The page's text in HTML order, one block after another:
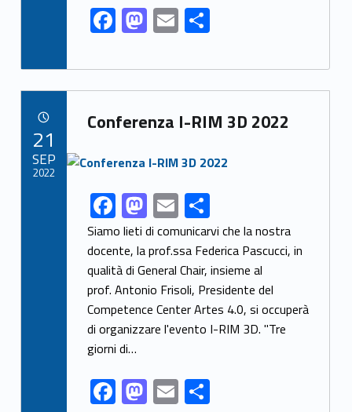
F
ac
e
b
o
k
M
as
to
d
o
E
m
ai
l
S
ar
e
Link identifier archive #link-archive-42262
Conferenza I-RIM 3D 2022
Link identifier archive #link-archive-thumb-soap-83626
Link identifier share facebook archive #share-link-archive-69837F
ac
e
b
o
o
k
M
as
to
d
o
n
E
m
ai
l
S
h
ar
e
Siamo lieti di comunicarvi che la nostra
docente, la prof.ssa Federica Pascucci, in
qualità di General Chair, insieme al
prof. Antonio Frisoli, Presidente del
Competence Center Artes 4.0, si occuperà
di organizzare l'evento I-RIM 3D. "Tre
giorni di…
F M E S
21
SEP
2022